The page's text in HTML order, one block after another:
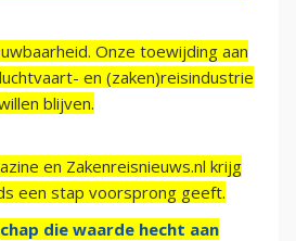
Onze toewijding aan
en (zaken)reisindustrie
blijven.
en Zakenreisnieuws.nl krijg
een stap voorsprong geeft.
die waarde hecht aan